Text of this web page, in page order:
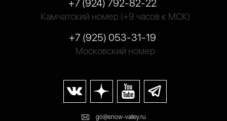
+7 (924) 792-82-22
Камчатский номер (+9 часов к МСК)
+7 (925) 053-31-19
Московский номер
go@snow-valley.ru